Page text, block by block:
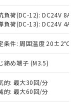
負荷(DC-12): DC24V 8A/
負荷(DC-13): DC24V 4A/
条件: 周囲温度 20±2℃、
締め端子 (M3.5)
的: 最大30回/分
的: 最大60回/分
意のうえ
物質）の
な商品で
）の非含
定のある
物質）の
を出す予